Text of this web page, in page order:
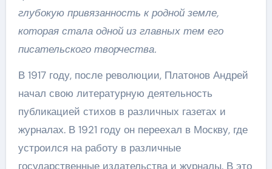
глубокую привязанность к родной земле,
которая стала одной из главных тем его
писательского творчества.
В 1917 году, после революции, Платонов Андрей
начал свою литературную деятельность
публикацией стихов в различных газетах и
журналах. В 1921 году он переехал в Москву, где
устроился на работу в различные
государственные издательства и журналы. В это